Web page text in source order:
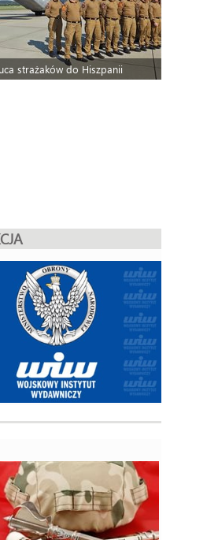
strażaków do Hiszpanii